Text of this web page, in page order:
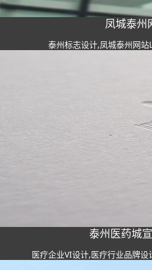
凤城泰州
泰州标志设计,凤城泰州网站
泰州医药城
医疗企业VI设计,医疗行业品牌